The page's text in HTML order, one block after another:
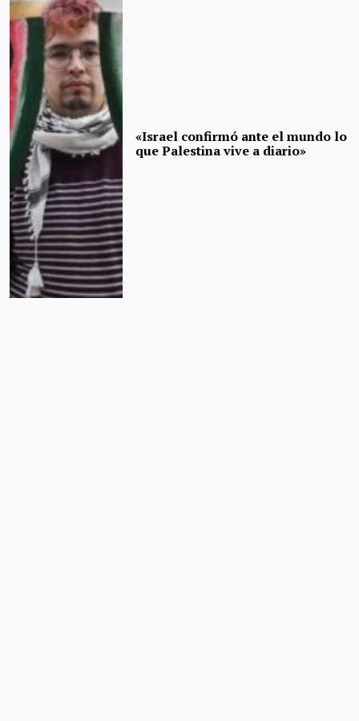
«Israel confirmó ante el mundo lo
que Palestina vive a diario»